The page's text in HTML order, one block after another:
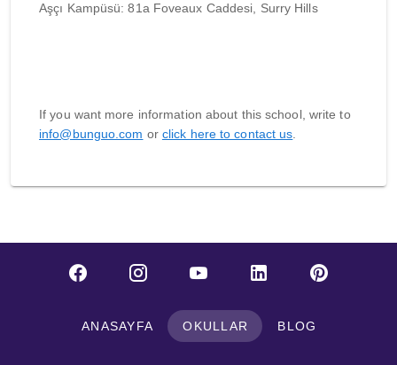
Aşçı Kampüsü: 81a Foveaux Caddesi, Surry Hills
If you want more information about this school, write to
info@bunguo.com or click here to contact us
ANASAYFA OKULLAR BLOG